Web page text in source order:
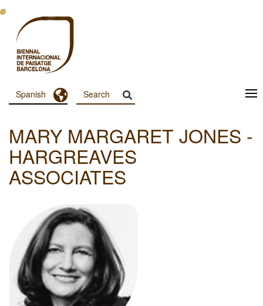
Pasar
contenido
principal
Menu
Principal
Dashboard
Spanish Toggle Dropdown
MARY MARGARET JONES -
HARGREAVES
ASSOCIATES